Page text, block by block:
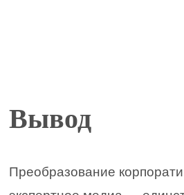
Вывод
Преобразование